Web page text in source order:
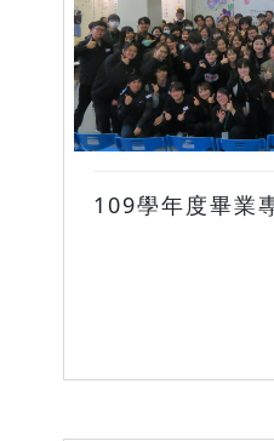
109學年度畢業